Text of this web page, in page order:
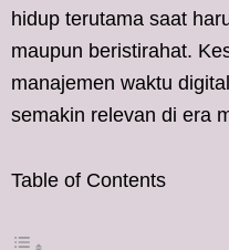
hidup terutama saat
maupun beristirahat.
manajemen waktu
semakin relevan di era
Table of Contents